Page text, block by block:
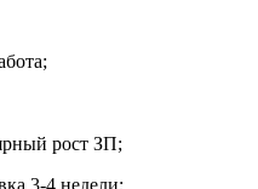
рост ЗП;
3-4 недели;